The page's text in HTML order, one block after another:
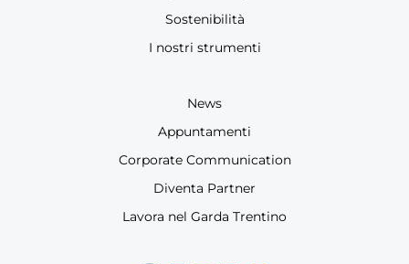
Sostenibilità
I nostri strumenti
News
Appuntamenti
Corporate Communication
Diventa Partner
Lavora nel Garda Trentino